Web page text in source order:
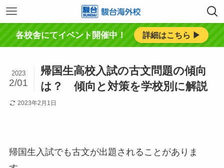
各校舎にてイベント開催中！ 詳細はこちら ▶︎
帰国生高校入試の古文問題の傾向
は？ 傾向と対策を学校別に解説
2023
2/01
2023年2月1日
帰国生入試でも古文が出題されることがありま